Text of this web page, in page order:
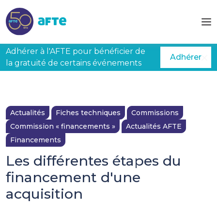
Adhérer à l'AFTE pour bénéficier de
la gratuité de certains événements
Adhérer
Actualités Fiches techniques
Commissions
Commission « financements »
Actualités AFTE
Financements
Les différentes étapes du
financement d'une
acquisition